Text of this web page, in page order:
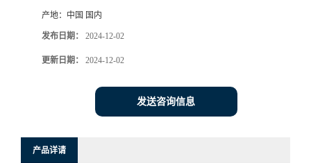
产地： 中国 国内
发布日期： 2024-12-02
更新日期： 2024-12-02
发送咨询信息
产品详请